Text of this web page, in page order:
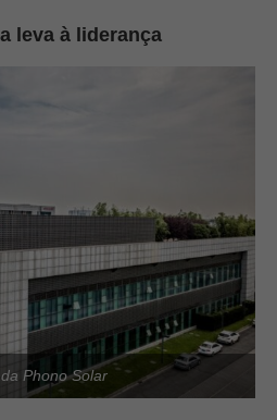
leva à liderança
Phono Solar